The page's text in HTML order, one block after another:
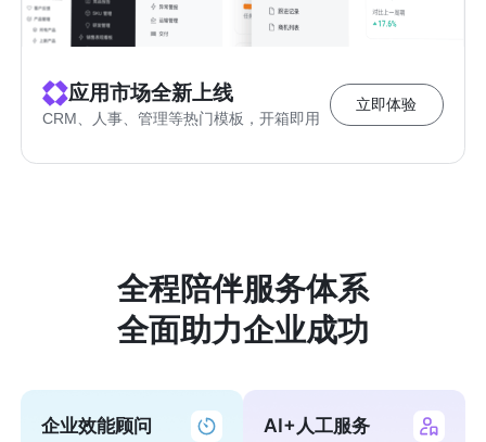
应用市场全新上线
CRM、人事、管理等热门模板，开箱即用
立即体验
全程陪伴服务体系
全面助力企业成功
企业效能顾问 AI+人工服务